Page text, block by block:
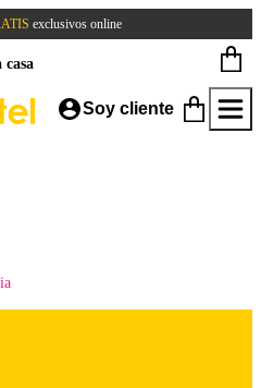
exclusivos online
Soy cliente